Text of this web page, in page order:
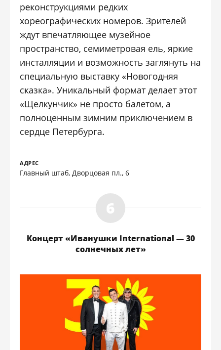
реконструкциями редких
хореографических номеров. Зрителей
ждут впечатляющее музейное
пространство, семиметровая ель, яркие
инсталляции и возможность заглянуть на
специальную выставку «Новогодняя
сказка». Уникальный формат делает этот
«Щелкунчик» не просто балетом, а
полноценным зимним приключением в
сердце Петербурга.
АДРЕС
Главный штаб, Дворцовая пл., 6
Концерт «Иванушки International — 30
солнечных лет»